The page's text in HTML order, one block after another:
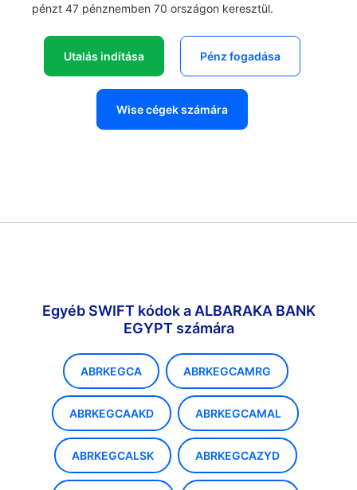
pénzt 47 pénznemben 70 országon keresztül.
Utalás indítása Pénz fogadása
Wise cégek számára
Egyéb SWIFT kódok a ALBARAKA BANK
EGYPT számára
ABRKEGCA ABRKEGCAMRG
ABRKEGCAAKD ABRKEGCAMAL
ABRKEGCALSK ABRKEGCAZYD